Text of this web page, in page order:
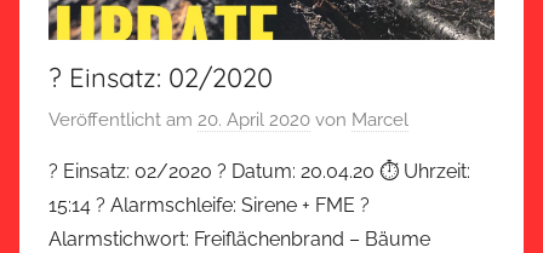
? Einsatz: 02/2020
Veröffentlicht am 20. April 2020 von Marcel
? Einsatz: 02/2020 ? Datum: 20.04.20 ⏱ Uhrzeit:
15:14 ? Alarmschleife: Sirene + FME ?
Alarmstichwort: Freiflächenbrand – Bäume